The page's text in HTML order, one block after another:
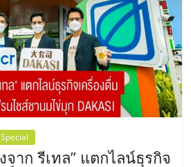
Special
จาก รีเทล” แตกไลน์ธุรกิจ